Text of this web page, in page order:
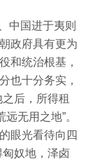
中国进于夷则
政府具有更为
和统治根基，
也十分务实，
后，所得租
无用之地”。
眼光看待向四
匈奴地，泽卤